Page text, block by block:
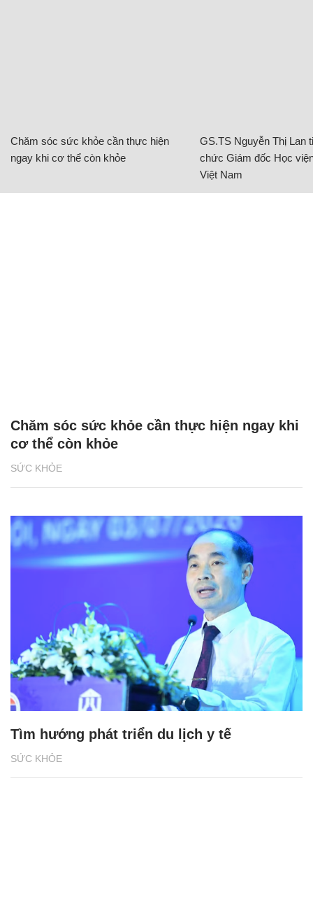
Chăm sóc sức khỏe cần thực hiện
ngay khi cơ thể còn khỏe
GS.TS Nguyễn Thị Lan
chức Giám đốc Học
Việt Nam
SỨC KHỎE
Chăm sóc sức khỏe cần thực hiện ngay khi
cơ thể còn khỏe
SỨC KHỎE
Tìm hướng phát triển du lịch y tế